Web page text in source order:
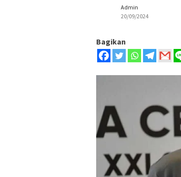
Admin
20/09/2024
Bagikan